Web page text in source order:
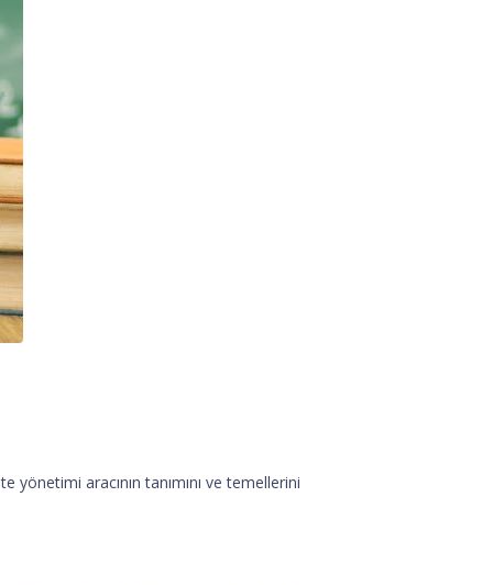
aracının tanımını ve temellerini